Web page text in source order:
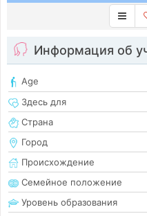
Информация об
Age
Здесь для
Страна
Город
Происхождение
Семейное положение
Уровень образования